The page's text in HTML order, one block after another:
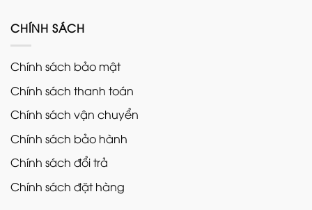
CHÍNH SÁCH
Chính sách bảo mật
Chính sách thanh toán
Chính sách vận chuyển
Chính sách bảo hành
Chính sách đổi trả
Chính sách đặt hàng